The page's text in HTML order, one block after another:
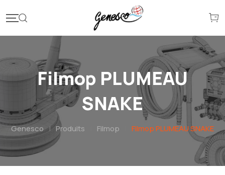
Filmop PLUMEAU
SNAKE
Genesco | Produits Filmop Filmop PLUMEAU SNAKE